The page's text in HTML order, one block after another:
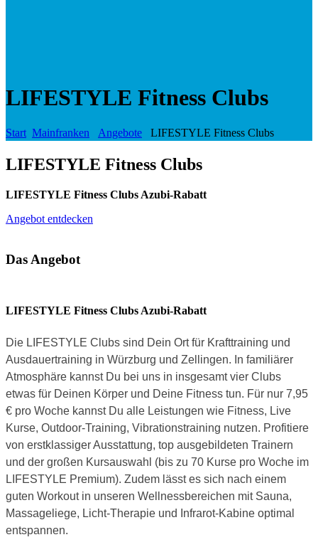
LIFESTYLE Fitness Clubs
Start Mainfranken Angebote LIFESTYLE Fitness Clubs
LIFESTYLE Fitness Clubs
LIFESTYLE Fitness Clubs Azubi-Rabatt
Angebot entdecken
Das Angebot
LIFESTYLE Fitness Clubs Azubi-Rabatt
Die LIFESTYLE Clubs sind Dein Ort für Krafttraining und
Ausdauertraining in Würzburg und Zellingen. In familiärer
Atmosphäre kannst Du bei uns in insgesamt vier Clubs
etwas für Deinen Körper und Deine Fitness tun. Für nur 7,95
€ pro Woche kannst Du alle Leistungen wie Fitness, Live
Kurse, Outdoor-Training, Vibrationstraining nutzen. Profitiere
von erstklassiger Ausstattung, top ausgebildeten Trainern
und der großen Kursauswahl (bis zu 70 Kurse pro Woche im
LIFESTYLE Premium). Zudem lässt es sich nach einem
guten Workout in unseren Wellnessbereichen mit Sauna,
Massageliege, Licht-Therapie und Infrarot-Kabine optimal
entspannen.